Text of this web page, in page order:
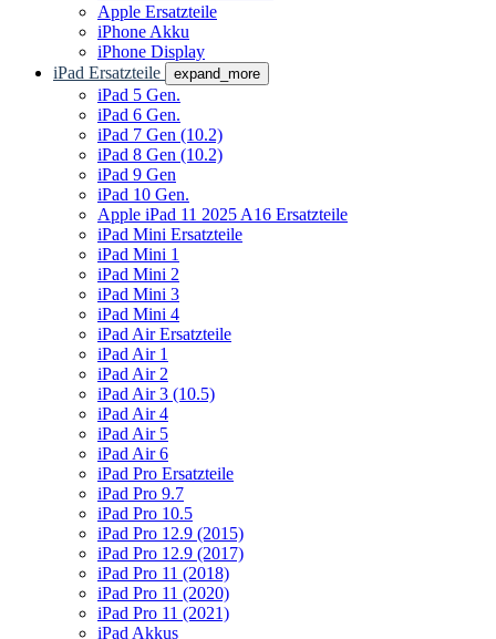
Apple Ersatzteile
iPhone Akku
iPhone Display
iPad Ersatzteile
expand_more
iPad 5 Gen.
iPad 6 Gen.
iPad 7 Gen (10.2)
iPad 8 Gen (10.2)
iPad 9 Gen
iPad 10 Gen.
Apple iPad 11 2025 A16 Ersatzteile
iPad Mini Ersatzteile
iPad Mini 1
iPad Mini 2
iPad Mini 3
iPad Mini 4
iPad Air Ersatzteile
iPad Air 1
iPad Air 2
iPad Air 3 (10.5)
iPad Air 4
iPad Air 5
iPad Air 6
iPad Pro Ersatzteile
iPad Pro 9.7
iPad Pro 10.5
iPad Pro 12.9 (2015)
iPad Pro 12.9 (2017)
iPad Pro 11 (2018)
iPad Pro 11 (2020)
iPad Pro 11 (2021)
iPad Akkus